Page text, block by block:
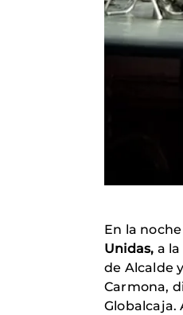
En la
Unidas, a
de Alcalde
Carmona,
Globalcaja.